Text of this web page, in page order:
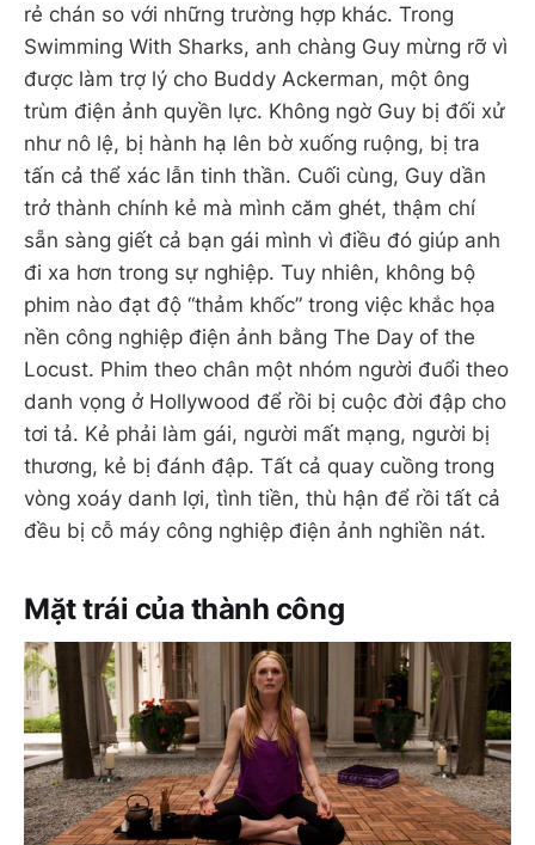
rẻ chán so với những trường hợp khác. Trong
Swimming With Sharks, anh chàng Guy mừng rỡ vì
được làm trợ lý cho Buddy Ackerman, một ông
trùm điện ảnh quyền lực. Không ngờ Guy bị đối xử
như nô lệ, bị hành hạ lên bờ xuống ruộng, bị tra
tấn cả thể xác lẫn tinh thần. Cuối cùng, Guy dần
trở thành chính kẻ mà mình căm ghét, thậm chí
sẵn sàng giết cả bạn gái mình vì điều đó giúp anh
đi xa hơn trong sự nghiệp. Tuy nhiên, không bộ
phim nào đạt độ “thảm khốc” trong việc khắc họa
nền công nghiệp điện ảnh bằng The Day of the
Locust. Phim theo chân một nhóm người đuổi theo
danh vọng ở Hollywood để rồi bị cuộc đời đập cho
tơi tả. Kẻ phải làm gái, người mất mạng, người bị
thương, kẻ bị đánh đập. Tất cả quay cuồng trong
vòng xoáy danh lợi, tình tiền, thù hận để rồi tất cả
đều bị cỗ máy công nghiệp điện ảnh nghiền nát.
Mặt trái của thành công